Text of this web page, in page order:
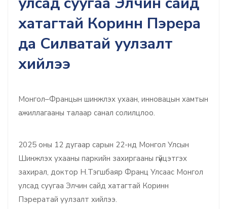
хатагтай Коринн Пэрера
да Силватай уулзалт
хийлээ
Монгол–Францын шинжлэх ухаан, инновацын хамтын
ажиллагааны талаар санал солилцлоо.
2025 оны 12 дугаар сарын 22-нд Монгол Улсын
Шинжлэх ухааны паркийн захиргааны гүйцэтгэх
захирал, доктор Н.Тэгшбаяр Франц Улсаас Монгол
улсад суугаа Элчин сайд хатагтай Коринн
Пэрератай уулзалт хийлээ.